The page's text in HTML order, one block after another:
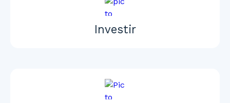
Investir